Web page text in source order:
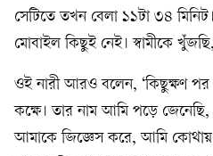
সেটিতে তখন বেলা ১১টা ৩৪
মোবাইল কিছুই নেই। স্বামীকে
ওই নারী আরও বলেন, ‘কিছুক্ষণ
কক্ষে। তার নাম আমি পড়ে জেনেছি,
আমাকে জিজ্ঞেস করে, আমি